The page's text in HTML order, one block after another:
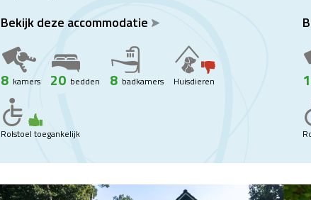
Bekijk deze accommodatie
8 kamers 20 bedden 8 badkamers Huisdieren
Rolstoel toegankelijk